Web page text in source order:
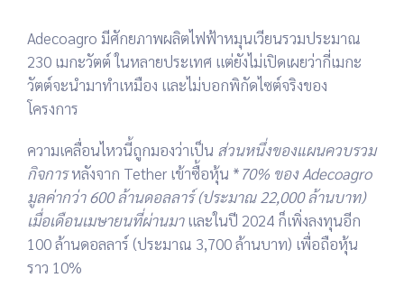
Adecoagro มีศักยภาพผลิตไฟฟ้าหมุนเวียนรวมประมาณ
230 เมกะวัตต์ในหลายประเทศ แต่ยังไม่เปิดเผยว่ากี่เมกะ
วัตต์จะนำมาทำเหมือง และไม่บอกพิกัดไซต์จริงของ
โครงการ
ความเคลื่อนไหวนี้ถูกมองว่าเป็น ส่วนหนึ่งของแผนควบรวม
กิจการหลังจาก Tether เข้าซื้อหุ้น *70% ของ Adecoagro
มูลค่ากว่า 600 ล้านดอลลาร์ (ประมาณ 22,000 ล้านบาท)
เมื่อเดือนเมษายนที่ผ่านมาและในปี 2024 ก็เพิ่งลงทุนอีก
100 ล้านดอลลาร์ (ประมาณ 3,700 ล้านบาท) เพื่อถือหุ้น
ราว 10%